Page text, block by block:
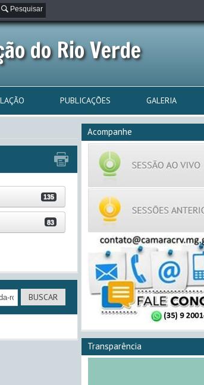
Pesquisar
do Rio Verde
PUBLICAÇÕES GALERIA
135
83
Acompanhe
Transparência